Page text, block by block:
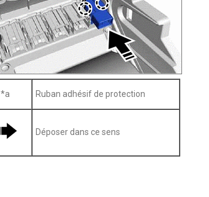
*a Ruban adhésif de protection
Déposer dans ce sens